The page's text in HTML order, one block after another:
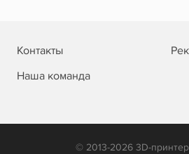
Контакты
Наша команда
© 2013-2026 3D-